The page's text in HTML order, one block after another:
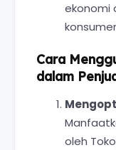
ekonomi
Cara
dalam
oleh